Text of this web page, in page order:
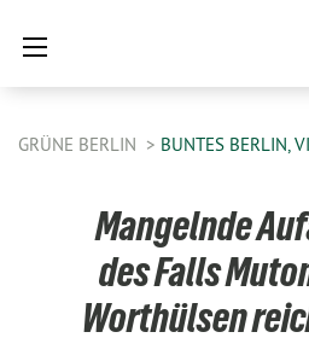
GRÜNE BERLIN BUNTES BERLIN,
Mangelnde
des Falls
Worthülsen